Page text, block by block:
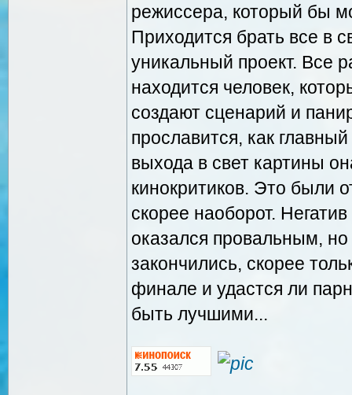
режиссера, который бы
Приходится брать все в
уникальный проект. Все
находится человек,
создают сценарий и
прославится, как
выхода в свет картины
кинокритиков. Это были
скорее наоборот.
оказался провальным,
закончились, скорее
финале и удастся ли
быть лучшими...